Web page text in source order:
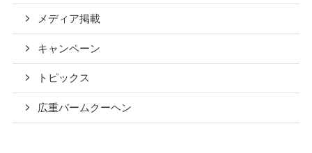
メディア掲載
キャンペーン
トピックス
広重バームクーヘン